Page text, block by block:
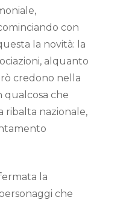
con
la novità: la
alquanto
credono nella
qualcosa che
ribalta nazionale,
la
che